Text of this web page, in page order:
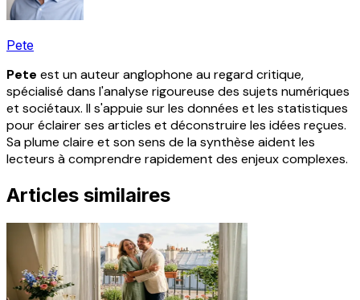
Pete
Pete est un auteur anglophone au regard critique,
spécialisé dans l'analyse rigoureuse des sujets numériques
et sociétaux. Il s'appuie sur les données et les statistiques
pour éclairer ses articles et déconstruire les idées reçues.
Sa plume claire et son sens de la synthèse aident les
lecteurs à comprendre rapidement des enjeux complexes.
Articles similaires